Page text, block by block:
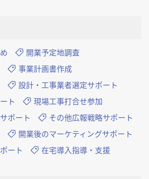
開業予定地調査
事業計画書作成
設計・工事業者選定サポート
ト
現場工事打合せ参加
ポート
その他広報戦略サポート
開業後のマーケティングサポート
ート
在宅導入指導・支援